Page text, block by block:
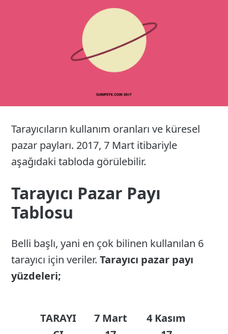
Tarayıcıların kullanım oranları ve küresel
pazar payları. 2017, 7 Mart itibariyle
aşağıdaki tabloda görülebilir.
Tarayıcı Pazar Payı
Tablosu
Belli başlı, yani en çok bilinen kullanılan 6
tarayıcı için veriler.Tarayıcı pazar payı
yüzdeleri;
TARAYI
7 Mart
4 Kasım